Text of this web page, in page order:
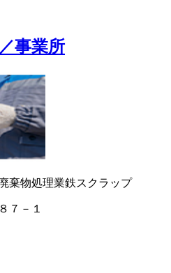
事業所
棄物処理業鉄スクラップ
７－１